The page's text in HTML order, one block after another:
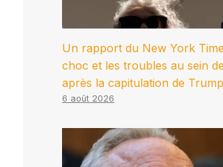
Un rapport du New York
choc et les troubles au sein
après la capitulation de Trump
6 août 2026